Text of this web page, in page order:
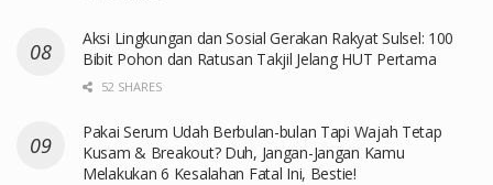
Aksi Lingkungan dan Sosial Gerakan Rakyat Sulsel: 100
Bibit Pohon dan Ratusan Takjil Jelang HUT Pertama
52 SHARES
Pakai Serum Udah Berbulan-bulan Tapi Wajah Tetap
Kusam & Breakout? Duh, Jangan-Jangan Kamu
Melakukan 6 Kesalahan Fatal Ini, Bestie!